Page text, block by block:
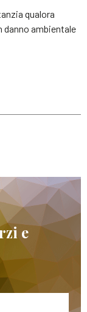
qualora
danno ambientale
e